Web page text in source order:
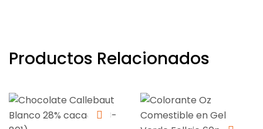
Productos Relacionados